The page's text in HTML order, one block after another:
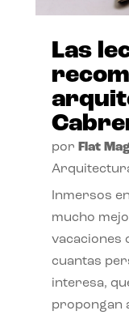
Las
por Flat
Inmersos
mucho
vacaciones
cuantas
interesa,
propongan